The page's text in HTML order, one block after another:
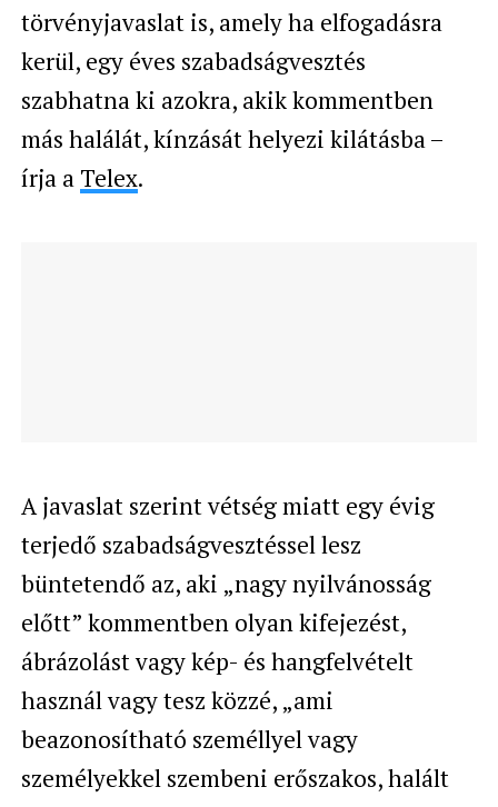
törvényjavaslat is, amely ha elfogadásra
kerül, egy éves szabadságvesztés
szabhatna ki azokra, akik kommentben
más halálát, kínzását helyezi kilátásba –
írja a Telex.
A javaslat szerint vétség miatt egy évig
terjedő szabadságvesztéssel lesz
büntetendő az, aki „nagy nyilvánosság
előtt” kommentben olyan kifejezést,
ábrázolást vagy kép- és hangfelvételt
használ vagy tesz közzé, „ami
beazonosítható személlyel vagy
személyekkel szembeni erőszakos, halált